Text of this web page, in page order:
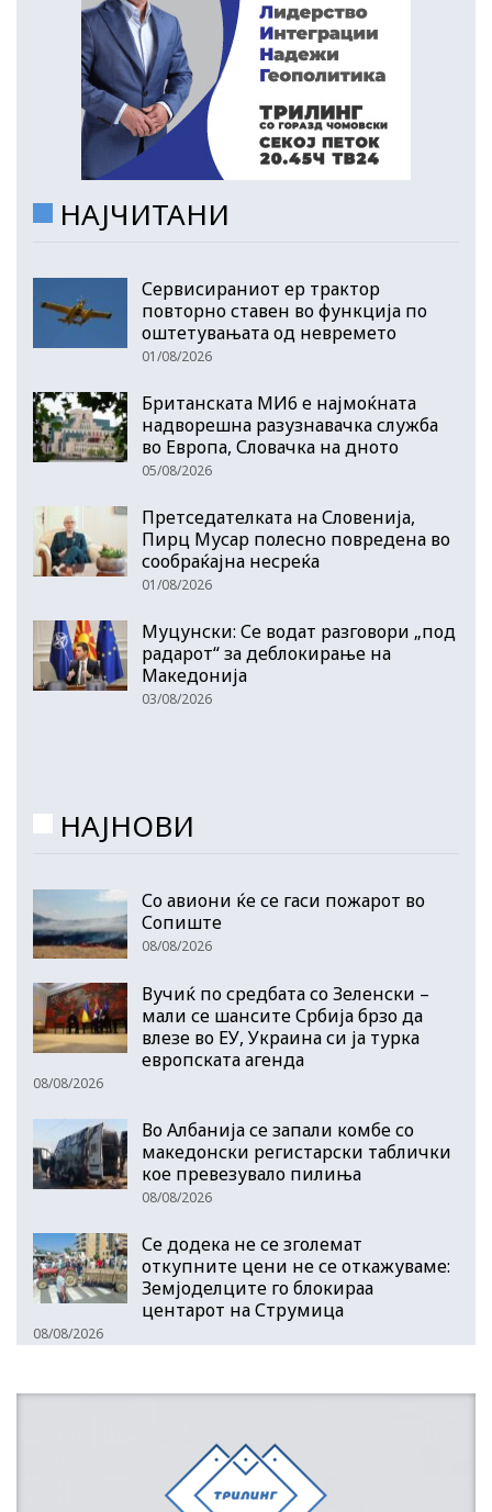
НАЈЧИТАНИ
Сервисираниот ер трактор
повторно ставен во функција по
оштетувањата од невремето
01/08/2026
Британската МИ6 е најмоќната
надворешна разузнавачка служба
во Европа, Словачка на дното
05/08/2026
Претседателката на Словенија,
Пирц Мусар полесно повредена во
сообраќајна несреќа
01/08/2026
Муцунски: Се водат разговори „под
радарот“ за деблокирање на
Македонија
03/08/2026
НАЈНОВИ
Со авиони ќе се гаси пожарот во
Сопиште
08/08/2026
Вучиќ по средбата со Зеленски –
мали се шансите Србија брзо да
влезе во ЕУ, Украина си ја турка
европската агенда
08/08/2026
Во Албанија се запали комбе со
македонски регистарски таблички
кое превезувало пилиња
08/08/2026
Се додека не се зголемат
откупните цени не се откажуваме:
Земјоделците го блокираа
центарот на Струмица
08/08/2026